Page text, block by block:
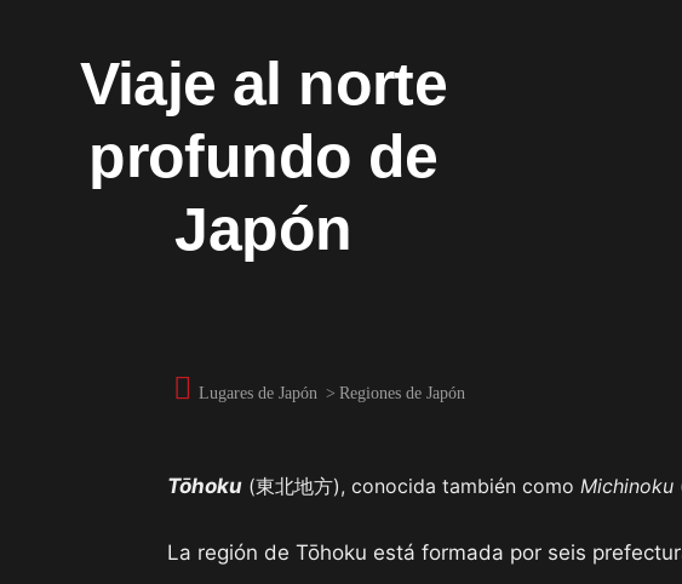
Viaje al norte
profundo de
Japón
Lugares de Japón > Regiones de Japón
Tōhoku (東北地方), conocida también como Michinoku
La región de Tōhoku está formada por seis